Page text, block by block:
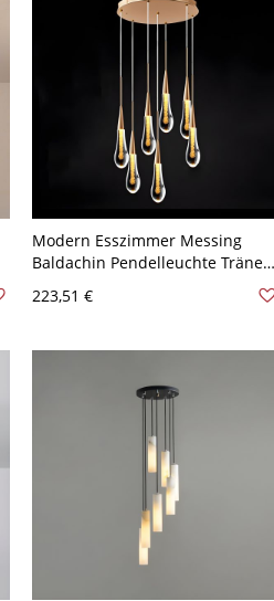
Modern Esszimmer Messing
Baldachin Pendelleuchte Tränen
Pendellampe - 110V-120V
223,51 €